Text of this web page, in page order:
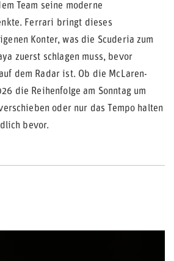
Team seine moderne
Ferrari bringt dieses
Konter, was die Scuderia zum
zuerst schlagen muss, bevor
dem Radar ist. Ob die McLaren-
die Reihenfolge am Sonntag um
oder nur das Tempo halten
bevor.